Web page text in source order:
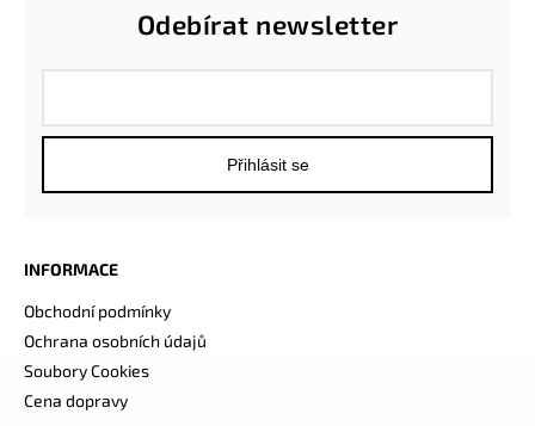
INFORMACE
Obchodní podmínky
Ochrana osobních údajů
Soubory Cookies
Cena dopravy
Odebírat newsletter
Přihlásit se